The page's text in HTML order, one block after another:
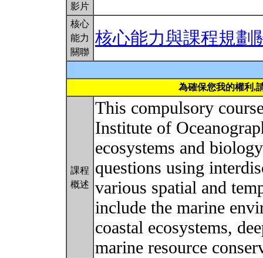
影片
核心
能力
關聯
核心能力與課程規劃
為確保您我的權利,
課程
概述
This compulsory
Institute of
ecosystems and
questions using
various spatial and
include the marine
coastal ecosystems,
marine resource